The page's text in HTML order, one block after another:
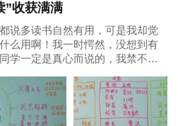
”收获满满
说多读书自然有用，可是我却觉
么用啊！我一时愕然，没想到有
学一定是真心而说的，我禁不住